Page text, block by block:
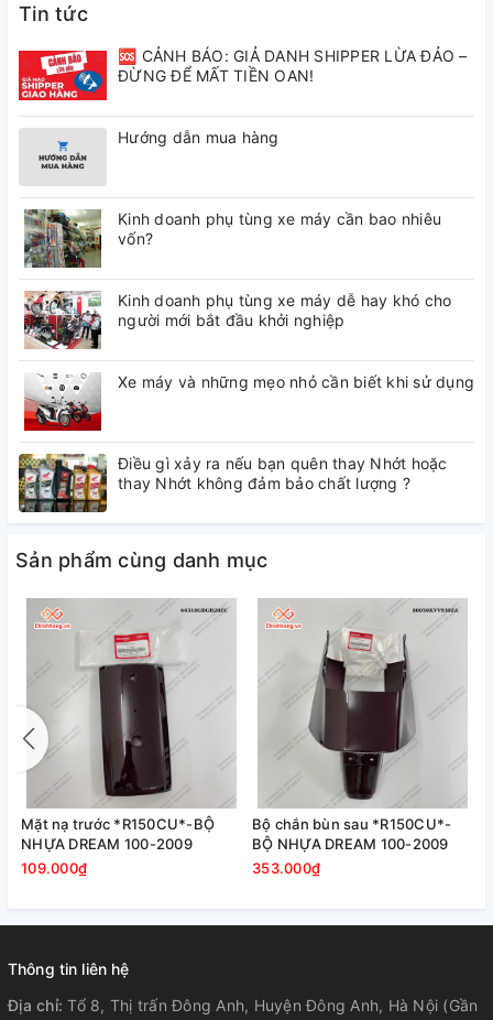
Tin tức
🆘 CẢNH BÁO: GIẢ DANH SHIPPER LỪA ĐẢO –
ĐỪNG ĐỂ MẤT TIỀN OAN!
Hướng dẫn mua hàng
Kinh doanh phụ tùng xe máy cần bao nhiêu
vốn?
Kinh doanh phụ tùng xe máy dễ hay khó cho
người mới bắt đầu khởi nghiệp
Xe máy và những mẹo nhỏ cần biết khi sử dụng
Điều gì xảy ra nếu bạn quên thay Nhớt hoặc
thay Nhớt không đảm bảo chất lượng ?
Sản phẩm cùng danh mục
Mặt nạ trước *R150CU*-BỘ
NHỰA DREAM 100-2009
109.000₫
Bộ chắn bùn sau *R150CU*-
BỘ NHỰA DREAM 100-2009
353.000₫
Thông tin liên hệ
Địa chỉ:Tổ 8, Thị trấn Đông Anh, Huyện Đông Anh, Hà Nội (Gần